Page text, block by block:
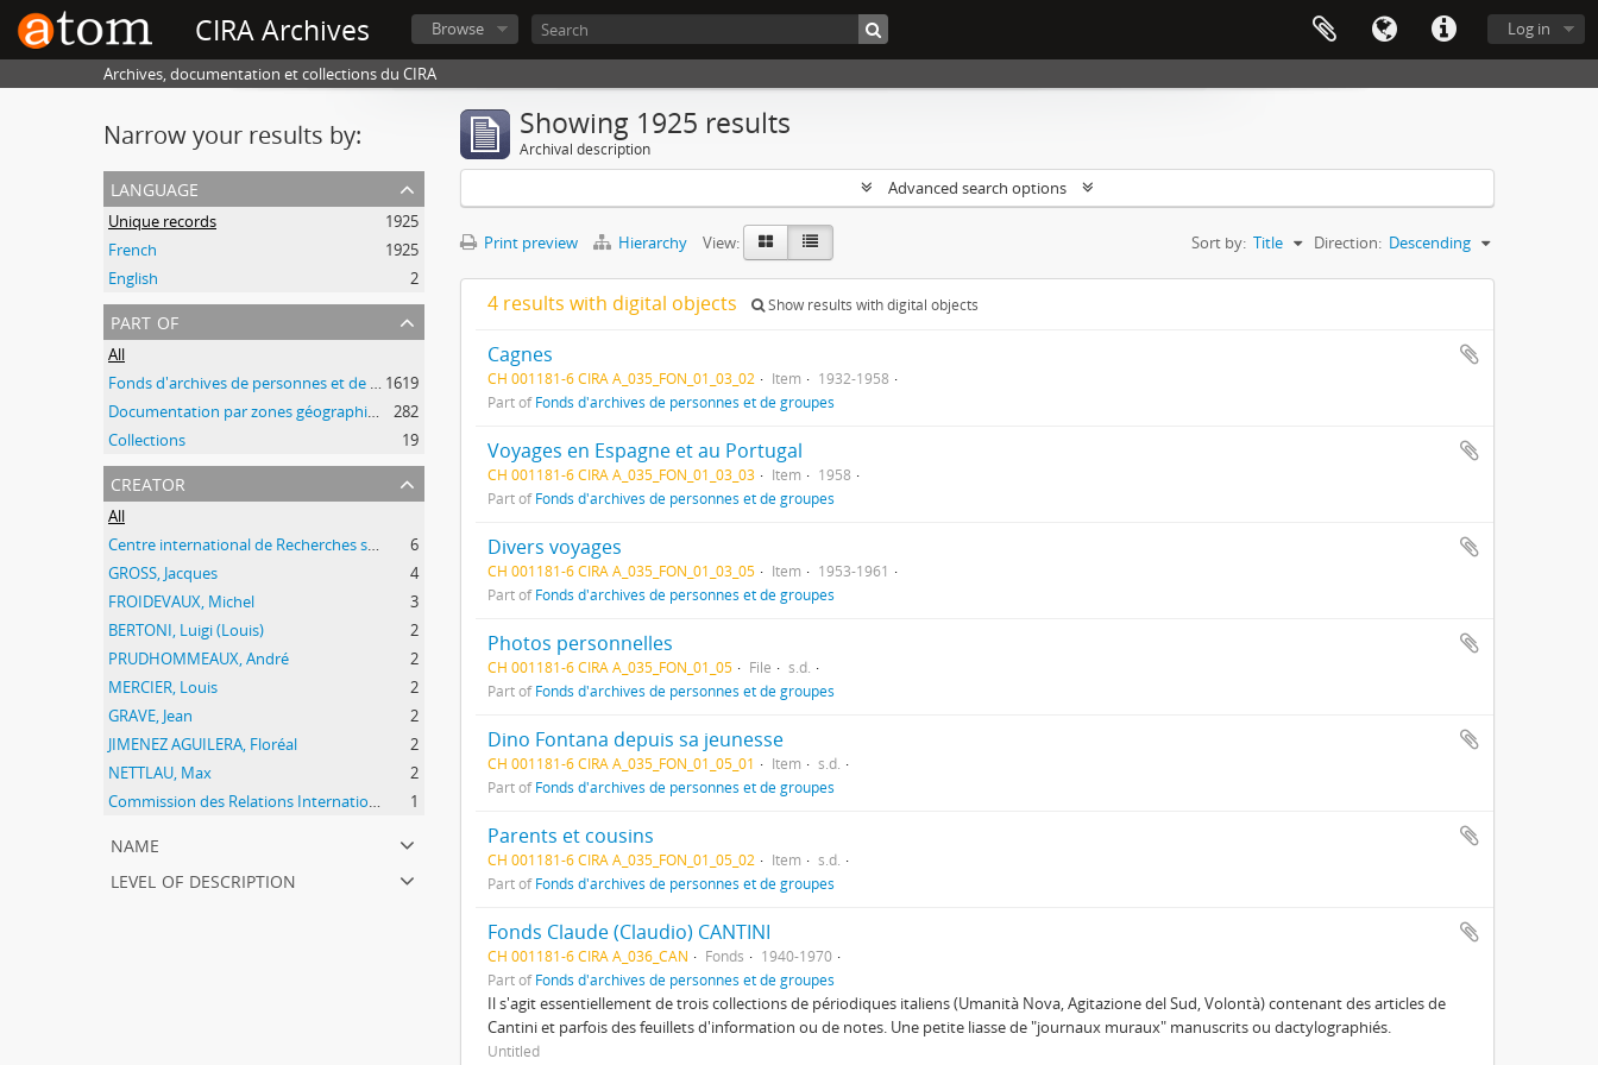
CIRA Archives Log in
Browse
Archives, documentation et collections du CIRA
Narrow your results by:
language
Unique records
1925
French
1925
English
2
part of
All
Fonds d'archives de personnes et de groupes 1619
Documentation par zones géographiques et par thèmes
282
Collections
19
creator
All
Centre international de Recherches sur l'Anarchisme (CIRA)
6
GROSS, Jacques
4
FROIDEVAUX, Michel
3
BERTONI, Luigi (Louis)
2
PRUDHOMMEAUX, André
2
MERCIER, Louis
2
GRAVE, Jean
2
JIMENEZ AGUILERA, Floréal
2
NETTLAU, Max
2
Commission des Relations Internationales Anarchistes (CRIA)
1
name
level of description
Showing 1925 results
Archival description
Advanced search options
Print preview Hierarchy View: Sort by: Title Direction: Descending
4 results with digital objects Show results with digital objects
Cagnes
CH 001181-6 CIRA A_035_FON_01_03_02 Item
1932-1958
Part ofFonds d'archives de personnes et de groupes
Voyages en Espagne et au Portugal
CH 001181-6 CIRA A_035_FON_01_03_03 Item
1958
Part ofFonds d'archives de personnes et de groupes
Divers voyages
CH 001181-6 CIRA A_035_FON_01_03_05 Item
1953-1961
Part ofFonds d'archives de personnes et de groupes
Photos personnelles
CH 001181-6 CIRA A_035_FON_01_05 File
s.d.
Part ofFonds d'archives de personnes et de groupes
Dino Fontana depuis sa jeunesse
CH 001181-6 CIRA A_035_FON_01_05_01 Item
s.d.
Part ofFonds d'archives de personnes et de groupes
Parents et cousins
CH 001181-6 CIRA A_035_FON_01_05_02 Item
s.d.
Part ofFonds d'archives de personnes et de groupes
Fonds Claude (Claudio) CANTINI
CH 001181-6 CIRA A_036_CAN Fonds
1940-1970
Part ofFonds d'archives de personnes et de groupes
Il s'agit essentiellement de trois collections de périodiques italiens (Umanità Nova, Agitazione del Sud, Volontà) contenant des articles de
Cantini et parfois des feuillets d'information ou de notes. Une petite liasse de "journaux muraux" manuscrits ou dactylographiés.
Untitled